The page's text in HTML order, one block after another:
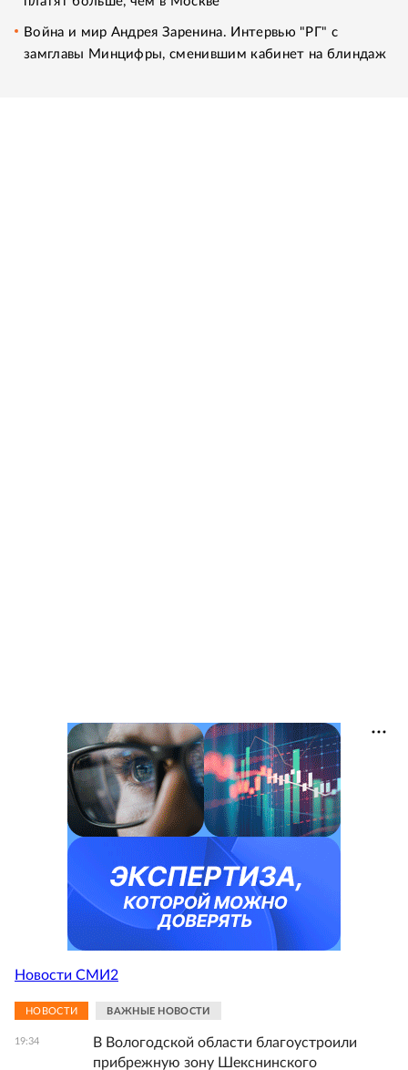
Война и мир Андрея Заренина. Интервью "РГ" с
замглавы Минцифры, сменившим кабинет на блиндаж
Новости СМИ2
НОВОСТИ ВАЖНЫЕ НОВОСТИ
19:34
В Вологодской области благоустроили
прибрежную зону Шекснинского